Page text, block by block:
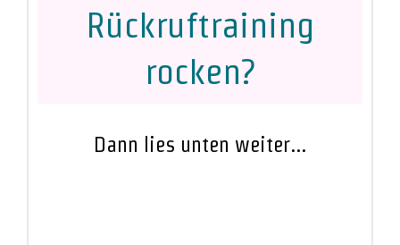
Rückruftraining
rocken?
Dann lies unten weiter...